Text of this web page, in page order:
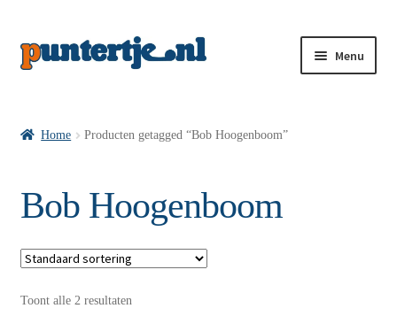
Menu
VI’s met Posters
Home Producten getagged “Bob Hoogenboom”
Bob Hoogenboom
Toont alle 2 resultaten